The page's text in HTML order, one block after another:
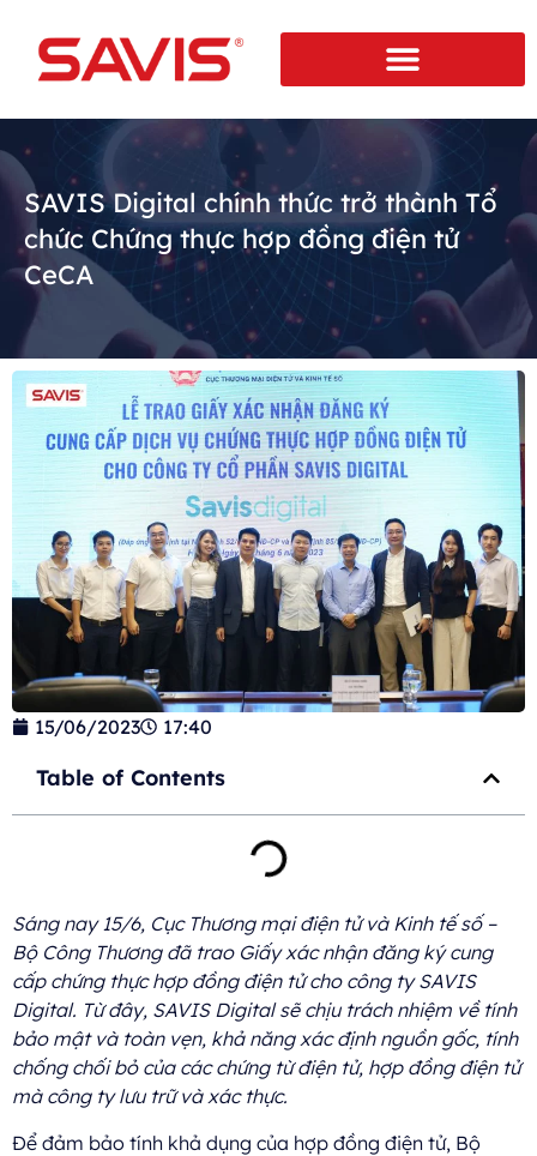
SAVIS Digital chính thức trở thành Tổ
chức Chứng thực hợp đồng điện tử
CeCA
15/06/2023 17:40
Table of Contents
Sáng nay 15/6, Cục Thương mại điện tử và Kinh tế số –
Bộ Công Thương đã trao Giấy xác nhận đăng ký cung
cấp chứng thực hợp đồng điện tử cho công ty SAVIS
Digital. Từ đây, SAVIS Digital sẽ chịu trách nhiệm về tính
bảo mật và toàn vẹn, khả năng xác định nguồn gốc, tính
chống chối bỏ của các chứng từ điện tử, hợp đồng điện tử
mà công ty lưu trữ và xác thực.
Để đảm bảo tính khả dụng của hợp đồng điện tử, Bộ